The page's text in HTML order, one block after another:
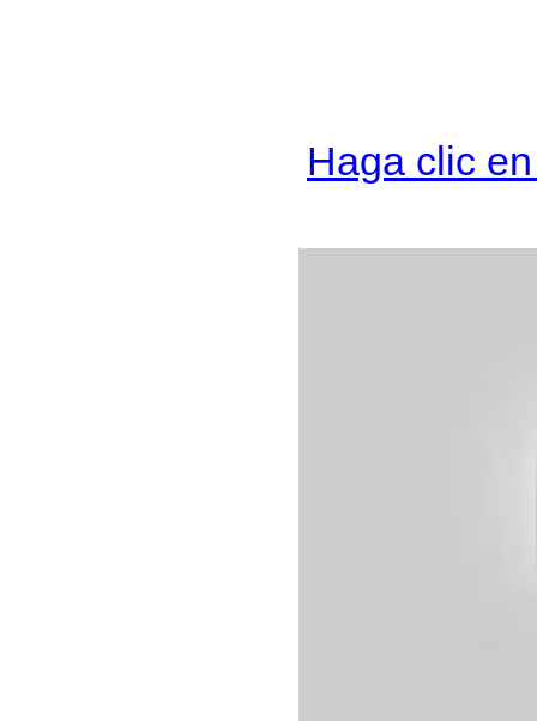
Haga clic